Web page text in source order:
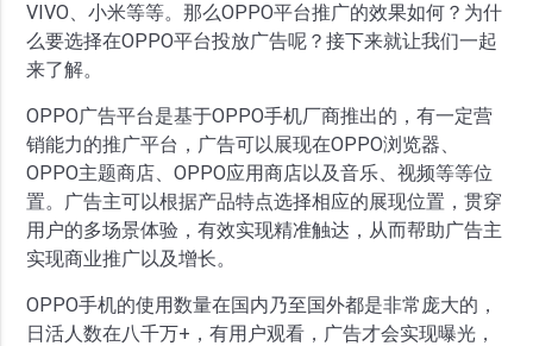
VIVO、小米等等。那么OPPO平台推广的效果如何？为什
么要选择在OPPO平台投放广告呢？接下来就让我们一起
来了解。
OPPO广告平台是基于OPPO手机厂商推出的，有一定营
销能力的推广平台，广告可以展现在OPPO浏览器、
OPPO主题商店、OPPO应用商店以及音乐、视频等等位
置。广告主可以根据产品特点选择相应的展现位置，贯穿
用户的多场景体验，有效实现精准触达，从而帮助广告主
实现商业推广以及增长。
OPPO手机的使用数量在国内乃至国外都是非常庞大的，
日活人数在八千万+，有用户观看，广告才会实现曝光，